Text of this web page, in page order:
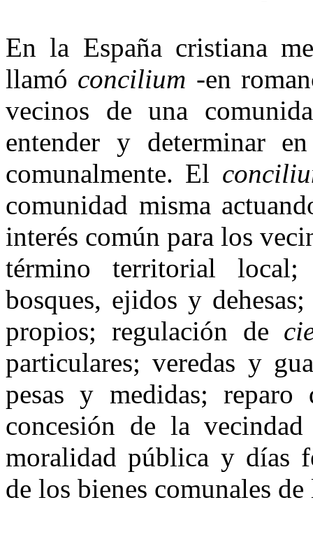
En la España cristiana
llamó concilium -en
vecinos de una
entender y determinar
comunalmente. El
comuni­dad misma
interés común para los
término territorial local;
bosques, ejidos y
propios; regula­ción de
particu­lares; veredas y
pesas y medidas; reparo
concesión de la
moralidad pública y días
de los bienes comunales